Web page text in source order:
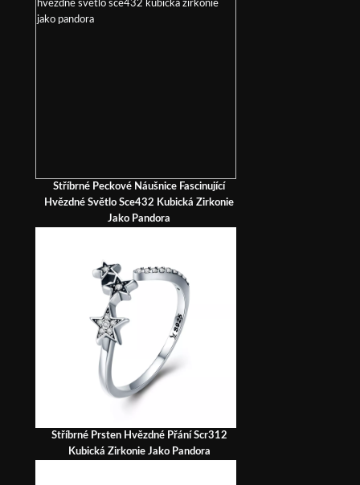
Stříbrné Peckové Náušnice Fascinující
Hvězdné Světlo Sce432 Kubická Zirkonie
Jako Pandora
Stříbrné Prsten Hvězdné Přání Scr312
Kubická Zirkonie Jako Pandora